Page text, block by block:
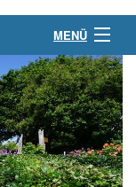
MENÜ